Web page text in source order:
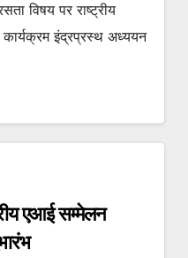
विषय पर राष्ट्रीय
इंद्रप्रस्थ अध्ययन
एआई सम्मेलन